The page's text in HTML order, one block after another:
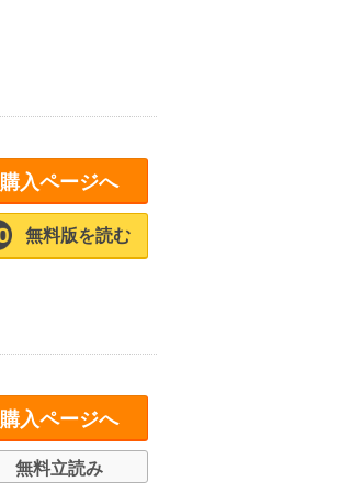
購入ページへ
無料版を読む
購入ページへ
無料立読み